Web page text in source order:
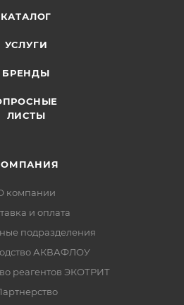
КАТАЛОГ
УСЛУГИ
БРЕНДЫ
ЛИСТЫ
компании
и оплата
подразделения
АКВАФЛОУ
реагентов ЭКОТРИТ